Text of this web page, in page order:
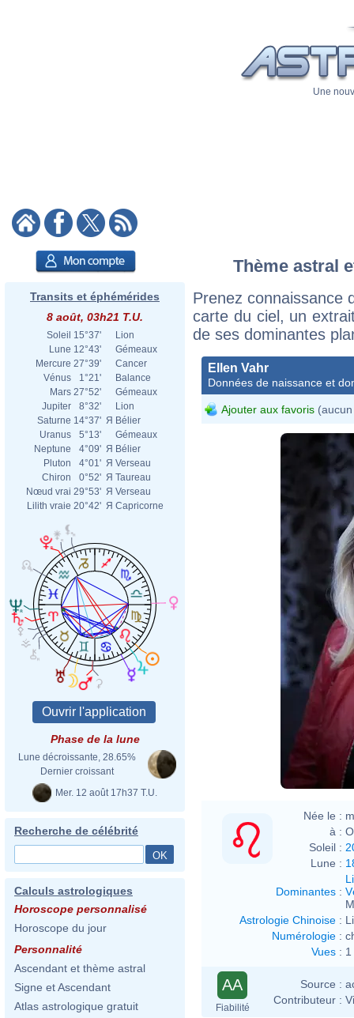
Une
Transits et éphémérides
8 août, 03h21 T.U.
Soleil 15°37'
Lion
Lune 12°43'
Gémeaux
Mercure 27°39'
Cancer
Vénus
1°21'
Balance
Mars 27°52'
Gémeaux
Jupiter
8°32'
Lion
Saturne 14°37' Я Bélier
Uranus
5°13'
Gémeaux
Neptune
4°09' Я Bélier
Pluton
4°01' Я Verseau
Chiron
0°52' Я Taureau
Nœud vrai 29°53' Я Verseau
Lilith vraie 20°42' Я Capricorne
Phase de la lune
Lune décroissante, 28.65%
Dernier croissant
Mer. 12 août 17h37 T.U.
Recherche de célébrité
Calculs astrologiques
Horoscope personnalisé
Horoscope du jour
Personnalité
Ascendant et thème astral
Signe et Ascendant
Atlas astrologique gratuit
Thème astral
Prenez connaissance
carte du ciel, un
de ses dominantes
Ellen Vahr
Données de naissance et
Ajouter aux favoris
Née le :
à :
Soleil :
Lune :
Dominantes :
Astrologie Chinoise :
Numérologie :
Vues :
AA
Fiabilité
Source :
Contributeur :